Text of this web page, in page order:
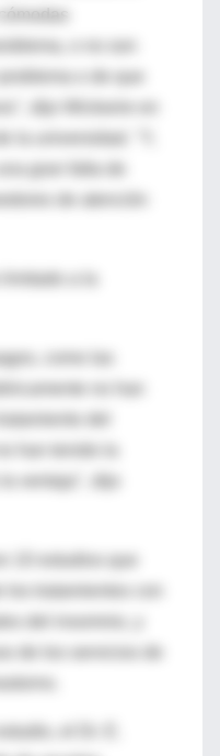
gran falta de
como las
no han
han tenido la
ventaja", dijo
10 estudios que